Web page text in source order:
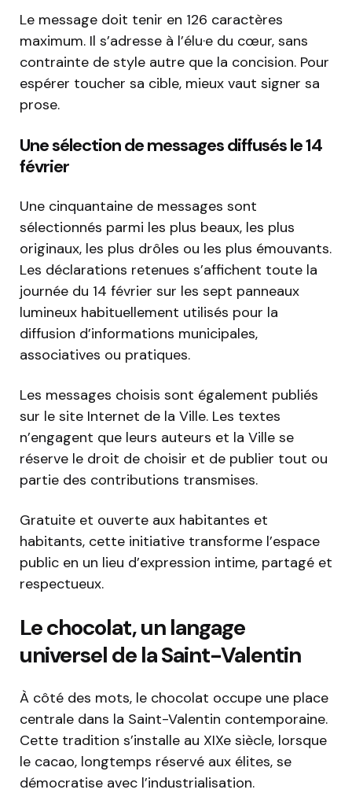
Le message doit tenir en 126 caractères
maximum. Il s’adresse à l’élu·e du cœur, sans
contrainte de style autre que la concision. Pour
espérer toucher sa cible, mieux vaut signer sa
prose.
Une sélection de messages diffusés le 14
février
Une cinquantaine de messages sont
sélectionnés parmi les plus beaux, les plus
originaux, les plus drôles ou les plus émouvants.
Les déclarations retenues s’affichent toute la
journée du 14 février sur les sept panneaux
lumineux habituellement utilisés pour la
diffusion d’informations municipales,
associatives ou pratiques.
Les messages choisis sont également publiés
sur le site Internet de la Ville. Les textes
n’engagent que leurs auteurs et la Ville se
réserve le droit de choisir et de publier tout ou
partie des contributions transmises.
Gratuite et ouverte aux habitantes et
habitants, cette initiative transforme l’espace
public en un lieu d’expression intime, partagé et
respectueux.
Le chocolat, un langage
universel de la Saint-Valentin
À côté des mots, le chocolat occupe une place
centrale dans la Saint-Valentin contemporaine.
Cette tradition s’installe au XIXe siècle, lorsque
le cacao, longtemps réservé aux élites, se
démocratise avec l’industrialisation.